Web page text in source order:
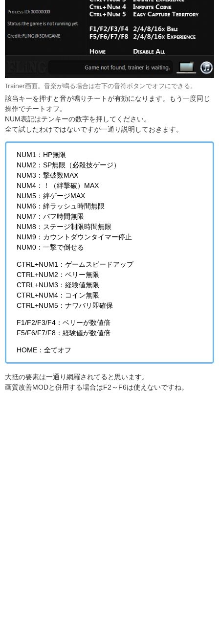
Trainer画面。音楽が鳴る場合は右下の音符ボタンでオフにできる。
該当キーを押すと音が鳴りチートが有効になります。もう一度同じ
操作でチートオフ。
NUM表記はテンキーの数字を押してください。
全て試したわけではないですが一通り説明しておきます。
NUM1：HP無限
NUM2：SP無限（必殺技ゲージ）
NUM3：撃破数MAX
NUM4：！（絆撃破）MAX
NUM5：絆ゲージMAX
NUM6：絆ラッシュ時間無限
NUM7：バフ時間無限
NUM8：ステージ制限時間無限
NUM9：カウントダウンタイマー停止
NUM0：一撃で倒せる
CTRL+NUM1：ゲームスピードアップ
CTRL+NUM2：ベリー無限
CTRL+NUM3：経験値無限
CTRL+NUM4：コイン無限
CTRL+NUM5：ナワバリ即確保
F1/F2/F3/F4：ベリーが数値倍
F5/F6/F7/F8：経験値が数値倍
HOME：全てオフ
大抵の要素は一通り網羅されてると思います。
画質改善MODと併用する場合はF2～F6は使えないですね。